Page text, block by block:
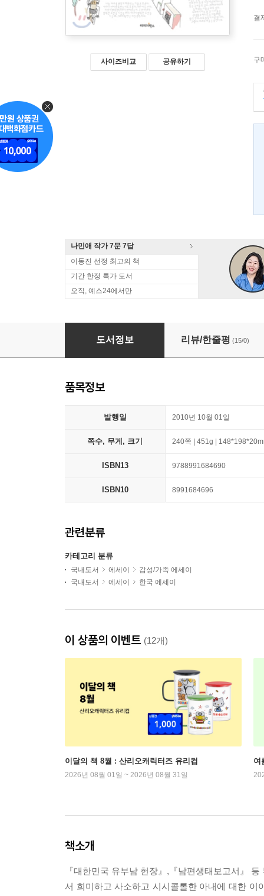
사이즈비교 공유하기
결
구
나민애 작가 7문 7답
이동진 선정 최고의 책
기간 한정 특가 도서
오직, 예스24에서만
아내를 탐하다
도서정보 리뷰/한줄평 (15/0)
품목정보
발행일 2010년 10월 01일
쪽수, 무게, 크기 240쪽 | 451g |
ISBN13 9788991684690
ISBN10 8991684696
관련분류
카테고리 분류
국내도서 에세이
감성/가족 에세이
국내도서
에세이 한국 에세이
이 상품의 이벤트 (12개)
이달의 책 8월 : 산리오캐릭터즈 유리컵
2026년 08월 01일 ~ 2026년 08월 31일
여
책소개
『대한민국 유부남 헌장』,『남편생태보고서』
서 희미하고 사소하고 시시콜롤한 아내에 대한